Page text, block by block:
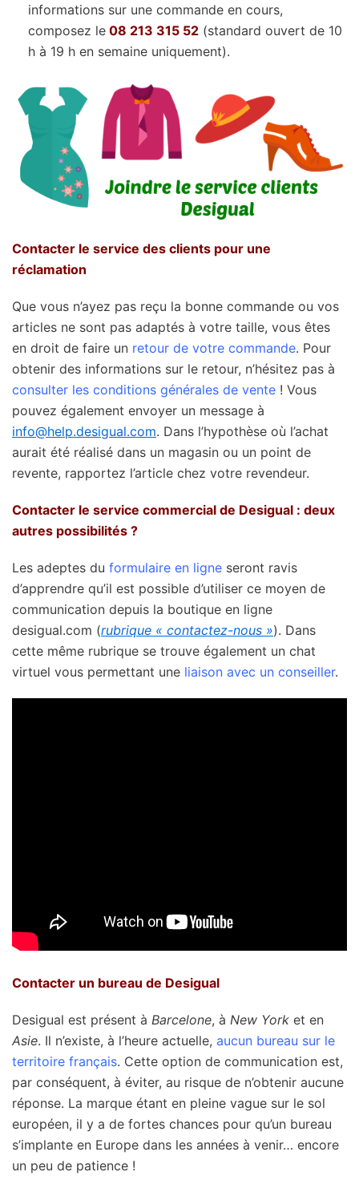
informations sur une commande en cours,
composez le 08 213 315 52 (standard ouvert de 10
h à 19 h en semaine uniquement).
Contacter le service des clients pour une
réclamation
Que vous n’ayez pas reçu la bonne commande ou vos
articles ne sont pas adaptés à votre taille, vous êtes
en droit de faire un retour de votre commande. Pour
obtenir des informations sur le retour, n’hésitez pas à
consulter les conditions générales de vente ! Vous
pouvez également envoyer un message à
info@help.desigual.com. Dans l’hypothèse où l’achat
aurait été réalisé dans un magasin ou un point de
revente, rapportez l’article chez votre revendeur.
Contacter le service commercial de Desigual : deux
autres possibilités ?
Les adeptes du formulaire en ligne seront ravis
d’apprendre qu’il est possible d’utiliser ce moyen de
communication depuis la boutique en ligne
desigual.com (rubrique « contactez-nous »). Dans
cette même rubrique se trouve également un chat
virtuel vous permettant une liaison avec un conseiller.
Contacter un bureau de Desigual
Desigual est présent à Barcelone, à New York et en
Asie. Il n’existe, à l’heure actuelle, aucun bureau sur le
territoire français. Cette option de communication est,
par conséquent, à éviter, au risque de n’obtenir aucune
réponse. La marque étant en pleine vague sur le sol
européen, il y a de fortes chances pour qu’un bureau
s’implante en Europe dans les années à venir… encore
un peu de patience !